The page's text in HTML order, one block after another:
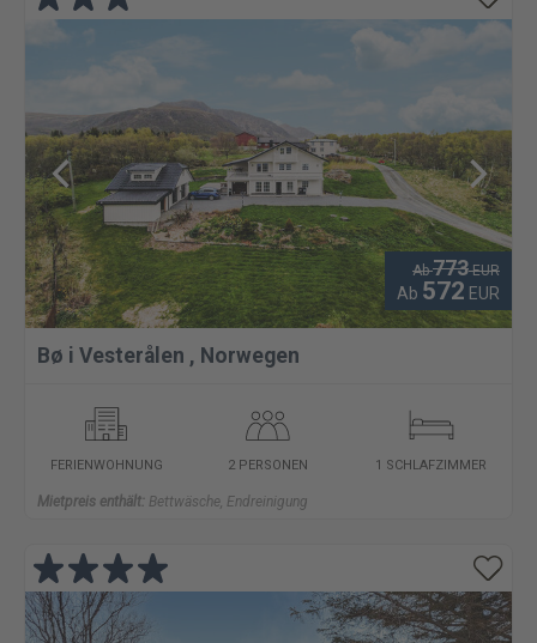
Ab773 EUR
Ab 572 EUR
Bø i Vesterålen , Norwegen
FERIENWOHNUNG 2 PERSONEN 1 SCHLAFZIMMER
Mietpreis enthält: Bettwäsche, Endreinigung